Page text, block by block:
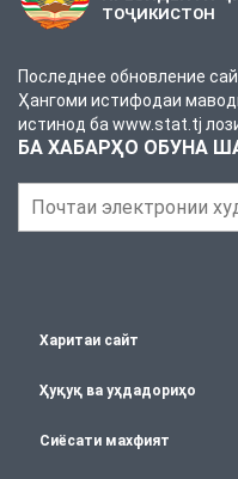
ТОҶИКИСТОН
Последнее обновление
Ҳангоми истифодаи
истинод ба www.stat.tj
БА ХАБАРҲО ОБУНА
Харитаи сайт
Ҳуқуқ ва уҳдадориҳо
Сиёсати махфият